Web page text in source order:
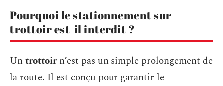
Pourquoi le stationnement sur
trottoir est-il interdit ?
Untrottoir n’est pas un simple prolongement de
la route. Il est conçu pour garantir le